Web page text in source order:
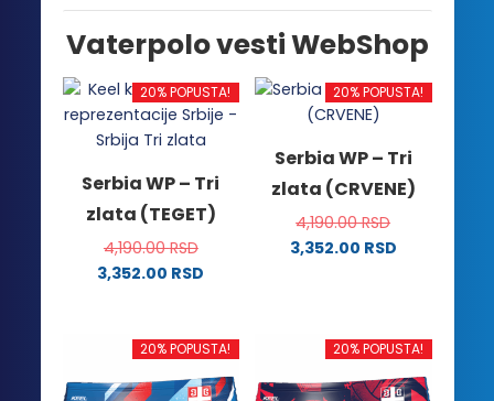
Vaterpolo vesti WebShop
20% POPUSTA!
Serbia WP – Tri
zlata (TEGET)
4,190.00RSD
3,352.00 RSD
ima
20% POPUSTA!
Serbia WP – Tri
zlata (CRVENE)
4,190.00RSD
3,352.00 RSD
više
varijanti.
20% POPUSTA! 20% POPUSTA!